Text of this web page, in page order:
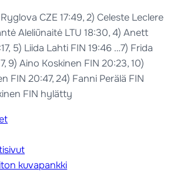
CZE 17:49, 2) Celeste Leclere
Aleliūnaitė LTU 18:30, 4) Anett
5) Liida Lahti FIN 19:46 …7) Frida
9) Aino Koskinen FIN 20:23, 10)
FIN 20:47, 24) Fanni Perälä FIN
FIN hylätty
kuvapankki